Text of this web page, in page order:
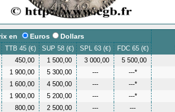
en Euros Dollars
TTB 45 (€) SUP 58 (€) SPL 63 (€) FDC 65 (€)
450,00 1 500,00 3 000,00 5 500,00
1 900,00 5 300,00 --- ---*
1 600,00 4 500,00 --- ---*
1 900,00 5 200,00 --- ---*
800,00 2 500,00 --- ---